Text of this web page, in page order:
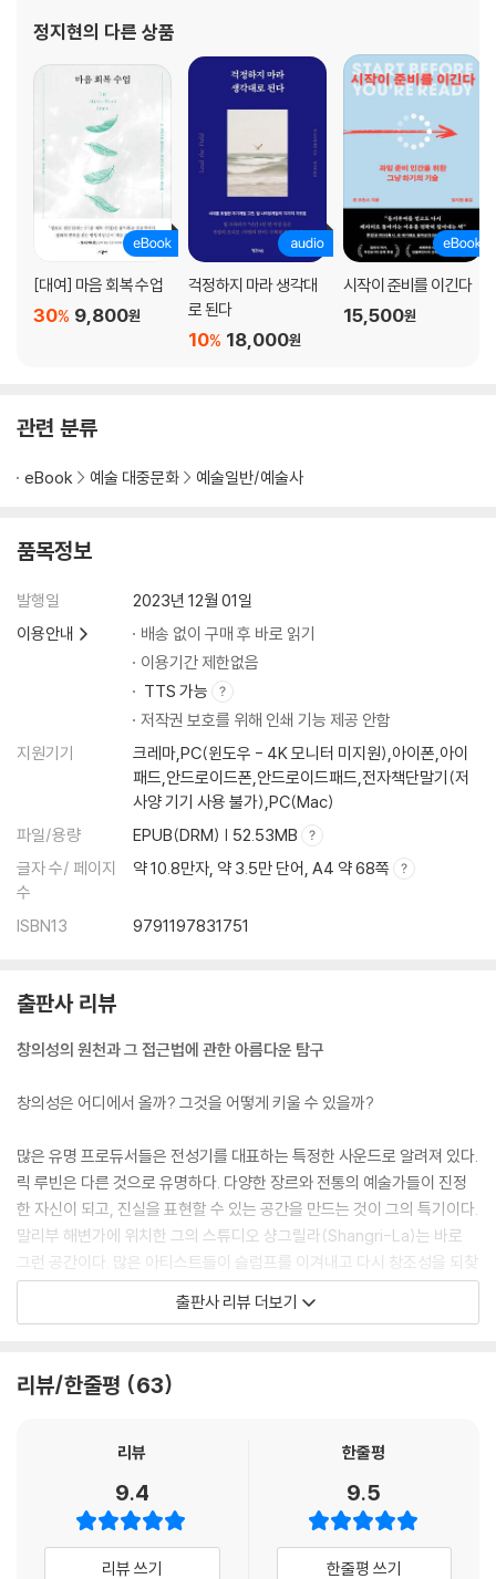
실험하는 사람과 끝내는 사람
임시 규칙
연결된 거리 두기(가능성)
황홀경
예술은 경쟁이 아니다
영웅 외전
(예술을 해치는 목소리) 듣지 말기
예상치 못한 것을 예상하라
위대한 기대
개방성
즉흥성(특별한 순간)
음영과 정도
함축적 의미(목적)
예술은 번역이다
(작품 속의) 에너지
시작을 위한 끝(재생)
놀이
예술 습관(승가)
협력
문지기
조화로움
저자 소개
추천사
《지금 하지 않으면 언제 하겠는가》 등
정지현의 다른 상품
[대여] 마음 회복 수업
9,800원
30%
걱정하지 마라 생각대
로 된다
18,000원
10%
시작이 준비를 이긴다
15,500원
관련 분류
eBook 예술 대중문화 예술일반/예술사
품목정보
발행일
2023년 12월 01일
이용안내
배송 없이 구매 후 바로 읽기
이용기간 제한없음
TTS 가능
저작권 보호를 위해 인쇄 기능 제공 안함
지원기기
크레마,PC(윈도우 - 4K 모니터 미지원),아이폰,아이
패드,안드로이드폰,안드로이드패드,전자책단말기(저
사양 기기 사용 불가),PC(Mac)
파일/용량
EPUB(DRM) | 52.53MB
글자 수/ 페이지
수
약 10.8만자, 약 3.5만 단어, A4 약 68쪽
ISBN13 9791197831751
출판사 리뷰
창의성의 원천과 그 접근법에 관한 아름다운 탐구
창의성은 어디에서 올까? 그것을 어떻게 키울 수 있을까?
많은 유명 프로듀서들은 전성기를 대표하는 특정한 사운드로 알려져 있다.
릭 루빈은 다른 것으로 유명하다. 다양한 장르와 전통의 예술가들이 진정
한 자신이 되고, 진실을 표현할 수 있는 공간을 만드는 것이 그의 특기이다.
말리부 해변가에 위치한 그의 스튜디오 샹그릴라(Shangri-La)는 바로
그런 공간이다. 많은 아티스트들이 슬럼프를 이겨내고 다시 창조성을 되찾
기 위해 샹그릴라에서 루빈과 함께 작업하기를 희망했다.
그는 오랜 세월 동안 창의성이 어디에서 오고, 어디에서 오지 않는지에 대
것이 아니라, 세상과 관계를 맺는 방식에 관한 것이라는 것을 배웠다. 창의
더 크게 키울 수 있다. 루빈에 따르면, 삶에서 이보다 더 중요한 의무는 거
의 없다. 『창조적 행위』는 예술가의 길을 누구라도 접근할 수 있는 것으로
제시하기 위한 아름답고도 관대한 탐구의 과정이다. 루빈은 평생의 지혜를
출판사 리뷰 더보기
리뷰/한줄평 63
리뷰
9.4
리뷰 쓰기
한줄평
9.5
한줄평 쓰기